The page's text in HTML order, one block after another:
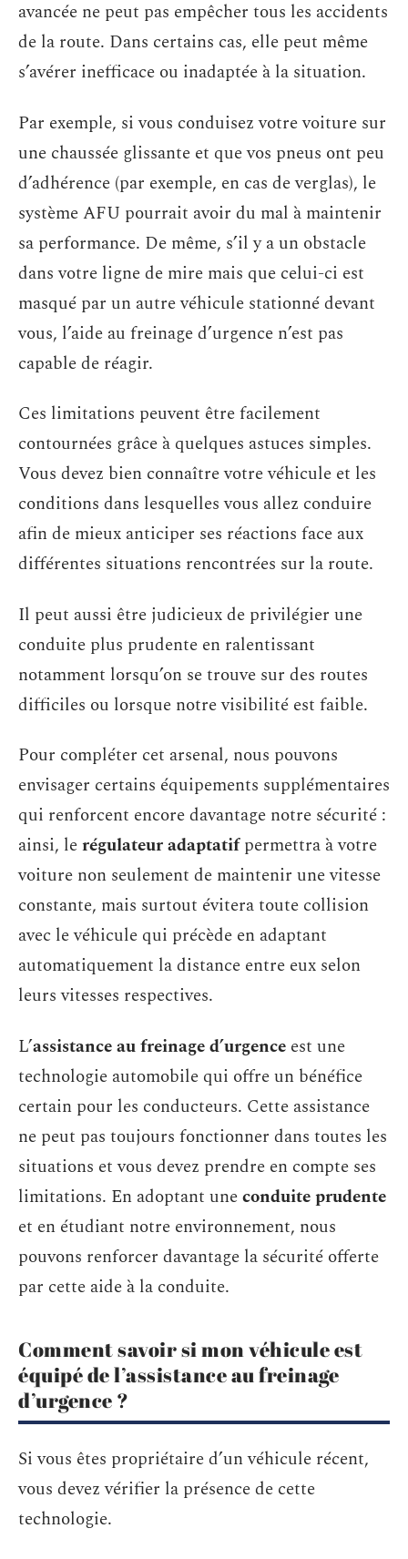
avancée ne peut pas empêcher tous les accidents
de la route. Dans certains cas, elle peut même
s’avérer inefficace ou inadaptée à la situation.
Par exemple, si vous conduisez votre voiture sur
une chaussée glissante et que vos pneus ont peu
d’adhérence (par exemple, en cas de verglas), le
système AFU pourrait avoir du mal à maintenir
sa performance. De même, s’il y a un obstacle
dans votre ligne de mire mais que celui-ci est
masqué par un autre véhicule stationné devant
vous, l’aide au freinage d’urgence n’est pas
capable de réagir.
Ces limitations peuvent être facilement
contournées grâce à quelques astuces simples.
Vous devez bien connaître votre véhicule et les
conditions dans lesquelles vous allez conduire
afin de mieux anticiper ses réactions face aux
différentes situations rencontrées sur la route.
Il peut aussi être judicieux de privilégier une
conduite plus prudente en ralentissant
notamment lorsqu’on se trouve sur des routes
difficiles ou lorsque notre visibilité est faible.
Pour compléter cet arsenal, nous pouvons
envisager certains équipements supplémentaires
qui renforcent encore davantage notre sécurité :
ainsi, lerégulateur adaptatifpermettra à votre
voiture non seulement de maintenir une vitesse
constante, mais surtout évitera toute collision
avec le véhicule qui précède en adaptant
automatiquement la distance entre eux selon
leurs vitesses respectives.
L’assistance au freinage d’urgence est une
technologie automobile qui offre un bénéfice
certain pour les conducteurs. Cette assistance
ne peut pas toujours fonctionner dans toutes les
situations et vous devez prendre en compte ses
limitations. En adoptant uneconduite prudente
et en étudiant notre environnement, nous
pouvons renforcer davantage la sécurité offerte
par cette aide à la conduite.
Comment savoir si mon véhicule est
équipé de l’assistance au freinage
d’urgence ?
Si vous êtes propriétaire d’un véhicule récent,
vous devez vérifier la présence de cette
technologie.